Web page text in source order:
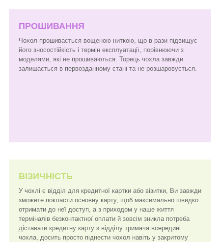
ПРОШИВАННЯ
Чохол прошивається вощеною ниткою, що в рази підвищує
його зносостійкість і термін експлуатації, порівнюючи з
моделями, які не прошиваються. Торець чохла завжди
залишається в первозданному стані та не розшаровується.
ВІЗИЧНІСТЬ
У чохлі є відділ для кредитної картки або візитки, Ви завжди
зможете покласти основну карту, щоб максимально швидко
отримати до неї доступ, а з приходом у наше життя
терміналів безконтактної оплати й зовсім зникла потреба
діставати кредитну карту з відділу тримача всередині
чохла, досить просто піднести чохол навіть у закритому